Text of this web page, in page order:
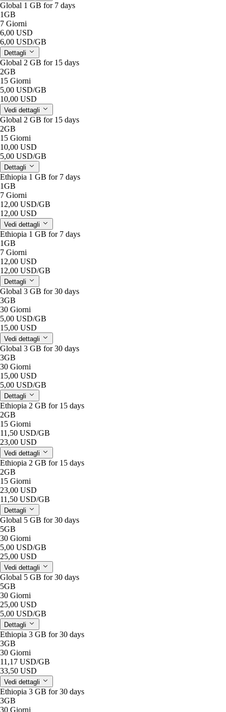
Global 1 GB for 7 days
1GB
7 Giorni
6,00 USD
6,00 USD/GB
Dettagli
Global 2 GB for 15 days
2GB
15 Giorni
5,00 USD/GB
10,00 USD
Vedi dettagli
Global 2 GB for 15 days
2GB
15 Giorni
10,00 USD
5,00 USD/GB
Dettagli
Ethiopia 1 GB for 7 days
1GB
7 Giorni
12,00 USD/GB
12,00 USD
Vedi dettagli
Ethiopia 1 GB for 7 days
1GB
7 Giorni
12,00 USD
12,00 USD/GB
Dettagli
Global 3 GB for 30 days
3GB
30 Giorni
5,00 USD/GB
15,00 USD
Vedi dettagli
Global 3 GB for 30 days
3GB
30 Giorni
15,00 USD
5,00 USD/GB
Dettagli
Ethiopia 2 GB for 15 days
2GB
15 Giorni
11,50 USD/GB
23,00 USD
Vedi dettagli
Ethiopia 2 GB for 15 days
2GB
15 Giorni
23,00 USD
11,50 USD/GB
Dettagli
Global 5 GB for 30 days
5GB
30 Giorni
5,00 USD/GB
25,00 USD
Vedi dettagli
Global 5 GB for 30 days
5GB
30 Giorni
25,00 USD
5,00 USD/GB
Dettagli
Ethiopia 3 GB for 30 days
3GB
30 Giorni
11,17 USD/GB
33,50 USD
Vedi dettagli
Ethiopia 3 GB for 30 days
3GB
30 Giorni